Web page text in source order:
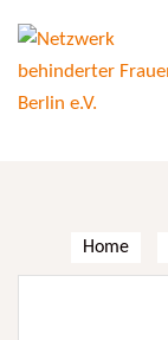
content
Home